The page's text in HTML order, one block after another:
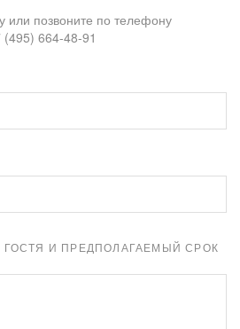
или позвоните по телефону
(495) 664-48-91
И ПРЕДПОЛАГАЕМЫЙ СРОК